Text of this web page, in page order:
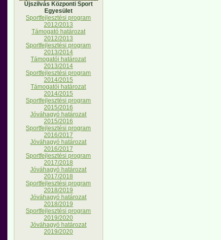
Újszilvás Központi Sport
Egyesület
Sportfejlesztési program
2012/2013
Támogató határozat
2012/2013
Sportfejlesztési program
2013/2014
Támogatói határozat
2013/2014
Sportfejlesztési program
2014/2015
Támogatói határozat
2014/2015
Sportfejlesztési program
2015/2016
Jóváhagyó határozat
2015/2016
Sportfejlesztési program
2016/2017
Jóváhagyó határozat
2016/2017
Sportfejlesztési program
2017/2018
Jóváhagyó határozat
2017/2018
Sportfejlesztési program
2018/2019
Jóváhagyó határozat
2018/2019
Sportfejlesztési program
2019/2020
Jóváhagyó határozat
2019/2020